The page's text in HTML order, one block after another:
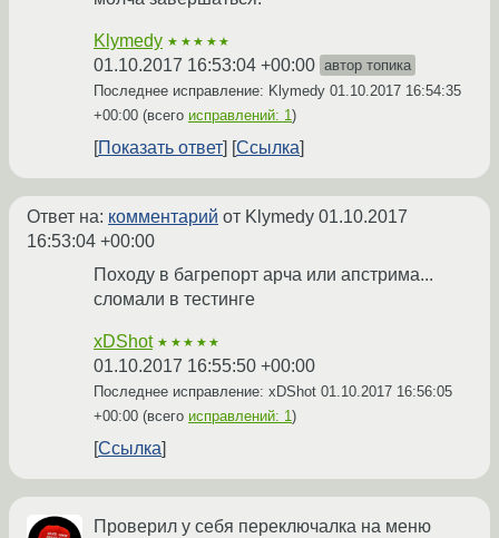
Klymedy ★★★★★
01.10.2017 16:53:04 +00:00 автор топика
Последнее исправление: Klymedy 01.10.2017 16:54:35
+00:00 (всего исправлений: 1)
Показать ответ Ссылка
Ответ на: комментарий от Klymedy 01.10.2017
16:53:04 +00:00
Походу в багрепорт арча или апстрима...
сломали в тестинге
xDShot ★★★★★
01.10.2017 16:55:50 +00:00
Последнее исправление: xDShot 01.10.2017 16:56:05
+00:00 (всего исправлений: 1)
Ссылка
Проверил у себя переключалка на меню